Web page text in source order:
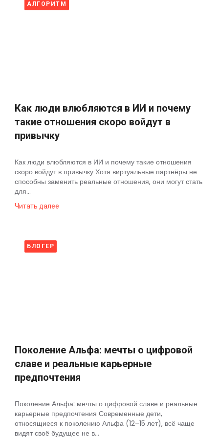
АЛГОРИТМ
Как люди влюбляются в ИИ и почему
такие отношения скоро войдут в
привычку
Как люди влюбляются в ИИ и почему такие отношения
скоро войдут в привычку Хотя виртуальные партнёры не
способны заменить реальные отношения, они могут стать
для...
Читать далее
БЛОГЕР
Поколение Альфа: мечты о цифровой
славе и реальные карьерные
предпочтения
Поколение Альфа: мечты о цифровой славе и реальные
карьерные предпочтения Современные дети,
относящиеся к поколению Альфа (12–15 лет), всё чаще
видят своё будущее не в...